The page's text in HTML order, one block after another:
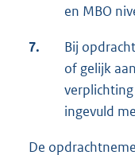
en MBO
7.
Bij
of gelijk
ingevuld
De